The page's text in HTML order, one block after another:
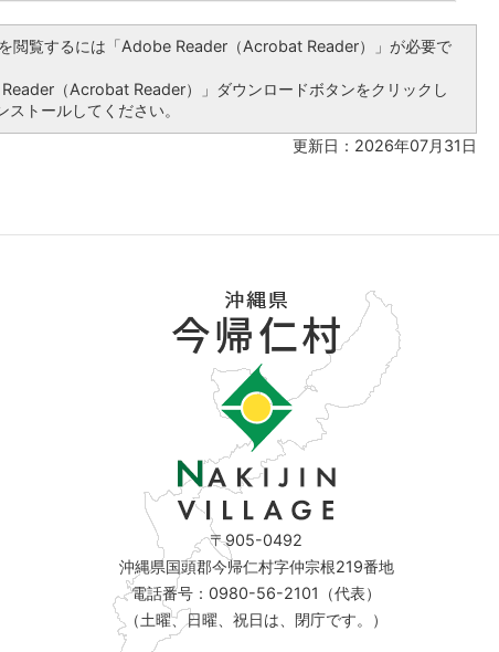
閲覧するには「Adobe Reader（Acrobat Reader）」が必要で
（Acrobat Reader）」ダウンロードボタンをクリックし
トールしてください。
更新日：2026年07月31日
〒905-0492
沖縄県国頭郡今帰仁村字仲宗根219番地
電話番号：0980-56-2101（代表）
（土曜、日曜、祝日は、閉庁です。）